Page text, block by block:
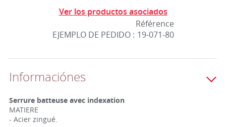
Ver los productos asociados
EJEMPLO DE PEDIDO :
Référence
19-071-80
Informaciónes
Serrure batteuse avec indexation
MATIERE
- Acier zingué.